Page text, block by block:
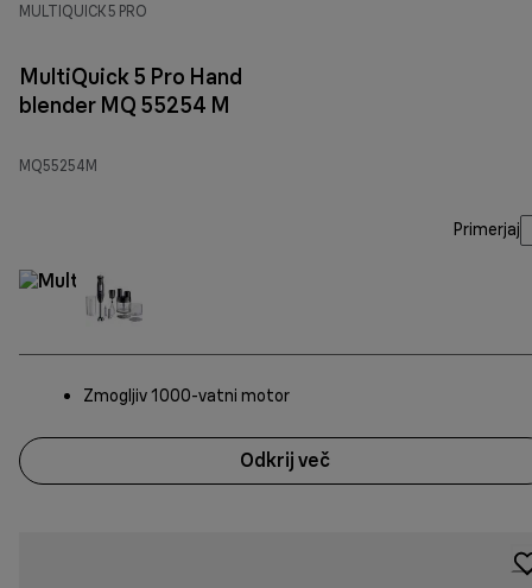
MULTIQUICK 5 PRO
MultiQuick 5 Pro Hand
blender MQ 55254 M
MQ55254M
Primerjaj
Zmogljiv 1000-vatni motor
Odkrij več